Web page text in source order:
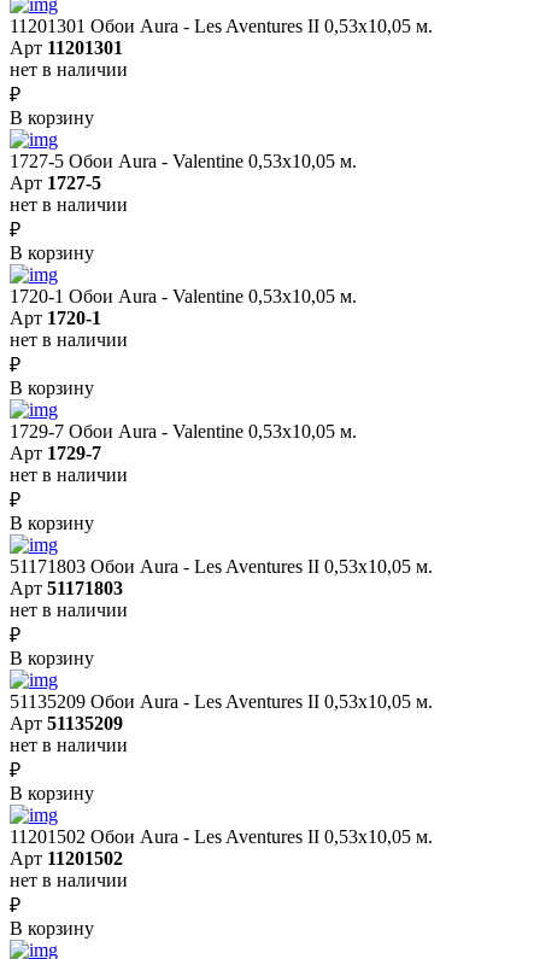
11201301 Обои Aura - Les Aventures II 0,53х10,05 м.
Арт 11201301
нет в наличии
₽
В корзину
1727-5 Обои Aura - Valentine 0,53х10,05 м.
Арт 1727-5
нет в наличии
₽
В корзину
1720-1 Обои Aura - Valentine 0,53х10,05 м.
Арт 1720-1
нет в наличии
₽
В корзину
1729-7 Обои Aura - Valentine 0,53х10,05 м.
Арт 1729-7
нет в наличии
₽
В корзину
51171803 Обои Aura - Les Aventures II 0,53х10,05 м.
Арт 51171803
нет в наличии
₽
В корзину
51135209 Обои Aura - Les Aventures II 0,53х10,05 м.
Арт 51135209
нет в наличии
₽
В корзину
11201502 Обои Aura - Les Aventures II 0,53х10,05 м.
Арт 11201502
нет в наличии
₽
В корзину